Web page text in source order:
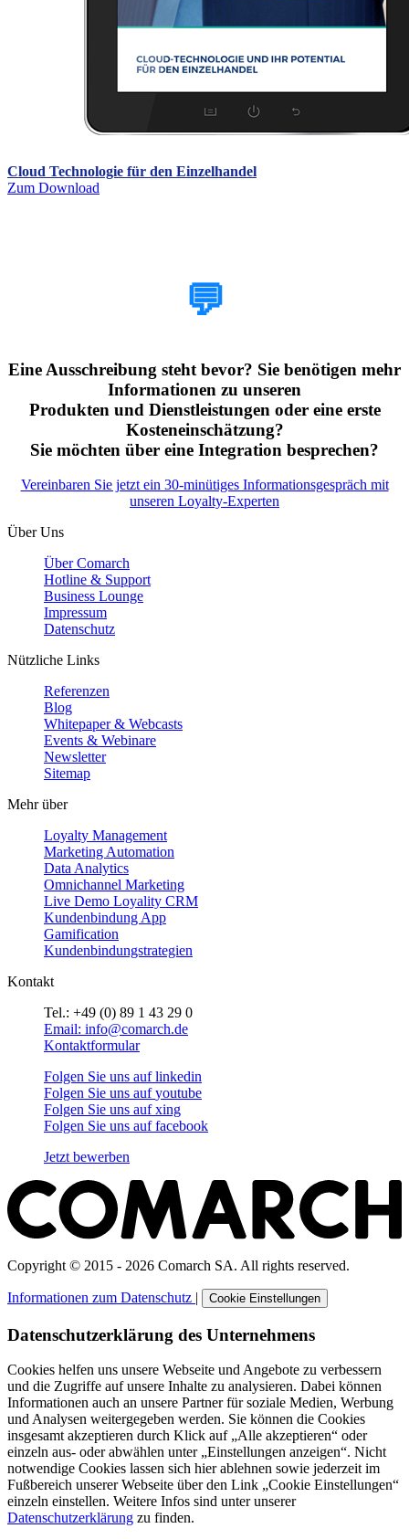
Cloud Technologie für den Einzelhandel
Zum Download
💬
Eine Ausschreibung steht bevor? Sie benötigen mehr
Informationen zu unseren
Produkten und Dienstleistungen oder eine erste
Kosteneinschätzung?
Sie möchten über eine Integration besprechen?
Vereinbaren Sie jetzt ein 30-minütiges Informationsgespräch mit
unseren Loyalty-Experten
Über Uns
Über Comarch
Hotline & Support
Business Lounge
Impressum
Datenschutz
Nützliche Links
Referenzen
Blog
Whitepaper & Webcasts
Events & Webinare
Newsletter
Sitemap
Mehr über
Loyalty Management
Marketing Automation
Data Analytics
Omnichannel Marketing
Live Demo Loyality CRM
Kundenbindung App
Gamification
Kundenbindungstrategien
Kontakt
Tel.: +49 (0) 89 1 43 29 0
Email: info@comarch.de
Kontaktformular
Folgen Sie uns auflinkedin
Folgen Sie uns aufyoutube
Folgen Sie uns aufxing
Folgen Sie uns auffacebook
Jetzt bewerben
Copyright © 2015 - 2026 Comarch SA. All rights reserved.
Informationen zum Datenschutz | Cookie Einstellungen
Datenschutzerklärung des Unternehmens
Cookies helfen uns unsere Webseite und Angebote zu verbessern
und die Zugriffe auf unsere Inhalte zu analysieren. Dabei können
Informationen auch an unsere Partner für soziale Medien, Werbung
und Analysen weitergegeben werden. Sie können die Cookies
insgesamt akzeptieren durch Klick auf „Alle akzeptieren“ oder
einzeln aus- oder abwählen unter „Einstellungen anzeigen“. Nicht
notwendige Cookies lassen sich hier ablehnen sowie jederzeit im
Fußbereich unserer Webseite über den Link „Cookie Einstellungen“
einzeln einstellen. Weitere Infos sind unter unserer
Datenschutzerklärung zu finden.